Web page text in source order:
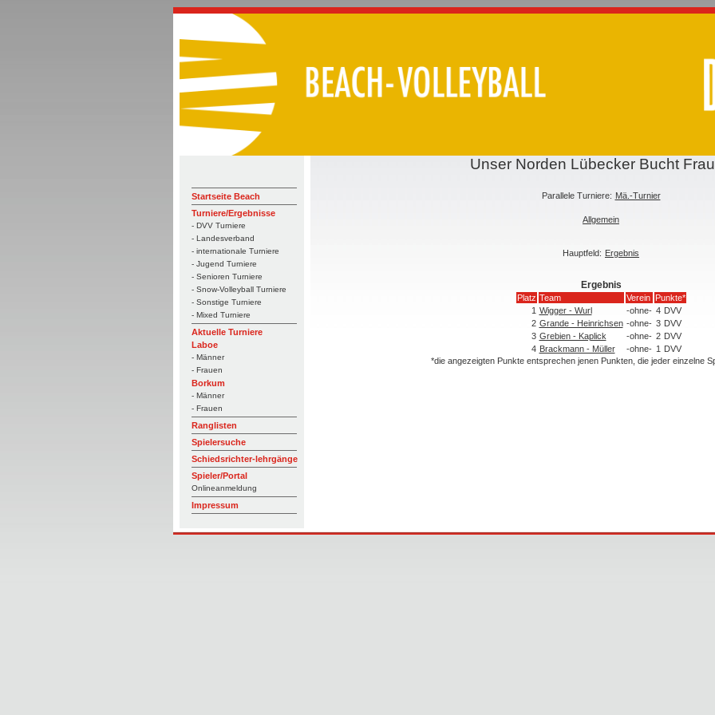
Startseite Beach
Turniere/Ergebnisse
- DVV Turniere
- Landesverband
- internationale Turniere
- Jugend Turniere
- Senioren Turniere
- Snow-Volleyball Turniere
- Sonstige Turniere
- Mixed Turniere
Aktuelle Turniere
Laboe
- Männer
- Frauen
Borkum
- Männer
- Frauen
Ranglisten
Spielersuche
Schiedsrichter-lehrgänge
Spieler/Portal
Onlineanmeldung
Impressum
Unser Norden Lübecker Bucht
Parallele Turniere: Mä.-Turnier
Allgemein
Hauptfeld: Ergebnis
Ergebnis
Platz Team Verein
Punkte*
1 Wigger - Wurl -ohne- 4 DVV
2 Grande - Heinrichsen -ohne- 3 DVV
3 Grebien - Kaplick -ohne- 2 DVV
4 Brackmann - Müller -ohne- 1 DVV
*die angezeigten Punkte entsprechen jenen Punkten, die jeder einzelne